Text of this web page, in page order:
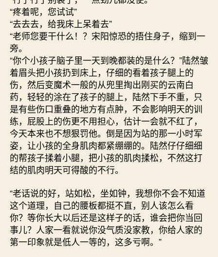
“疼着呢，您试试”
“去去去，给我床上呆着去”
“老师您要干什么！？宋阳惊恐的捂住身子，缩到一
旁。
“你个小孩子脑子里一天到晚都装的是什么？”陆然皱
着眉头把小孩扔到床上，仔细的看着孩子腿上的
伤，然后变魔术一般的从兜里掏出刚买的云南白
药，轻轻的涂在了孩子的腿上，陆然下手不重，只
是有些伤口重叠的地方有点肿，不会影响明天的训
练，屁股上的伤更不用担心，估计一会就不红了，
今天本来也不想狠罚他。倒是因为站的那一小时军
姿，让小孩的全身肌肉都紧绷绷的。陆然仔仔细细
的帮孩子揉着小腿，把小孩的肌肉揉松，不然这打
结的肌肉明天可得酸的不行。
“老话说的好，站如松，坐如钟，我想你不会不知道
这个道理，自己的腰板都挺不直，别人该怎么看
你？等你长大以后还是这样子的话，谁会把你当回
事儿？人家一看就说你没气质没家教，你给人家的
第一印象就是低人一等的，这多亏啊。”